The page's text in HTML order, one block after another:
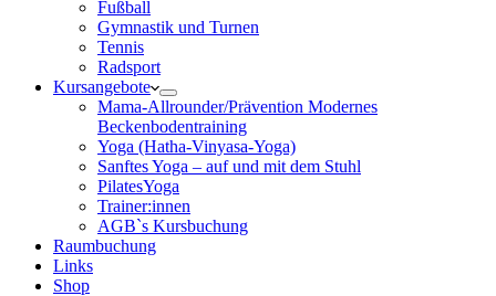
Fußball
Gymnastik und Turnen
Tennis
Radsport
Kursangebote
Mama-Allrounder/Prävention Modernes
Beckenbodentraining
Yoga (Hatha-Vinyasa-Yoga)
Sanftes Yoga – auf und mit dem Stuhl
PilatesYoga
Trainer:innen
AGB`s Kursbuchung
Raumbuchung
Links
Shop